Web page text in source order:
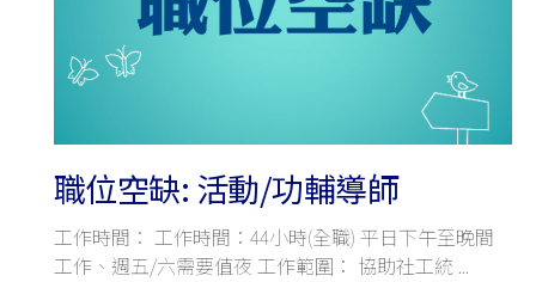
職位空缺: 活動/功輔導師
工作時間： 工作時間：44小時(全職) 平日下午至晚間
工作、週五/六需要值夜 工作範圍： 協助社工統